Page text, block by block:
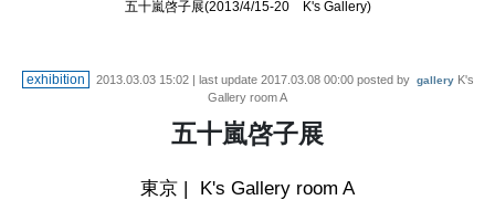
五十嵐啓子展(2013/4/15-20 K's Gallery)
exhibition 2013.03.03 15:02| last update 2017.03.08 00:00posted by gallery K's
Gallery room A
五十嵐啓子展
東京 | K's Gallery room A